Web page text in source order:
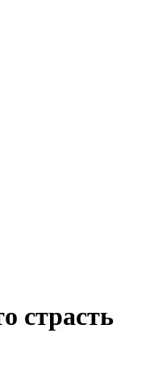
страсть